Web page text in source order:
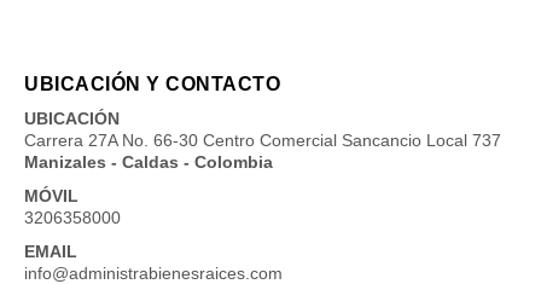
UBICACIÓN Y CONTACTO
UBICACIÓN
Carrera 27A No. 66-30 Centro Comercial Sancancio Local 737
Manizales - Caldas - Colombia
MÓVIL
3206358000
EMAIL
info@administrabienesraices.com